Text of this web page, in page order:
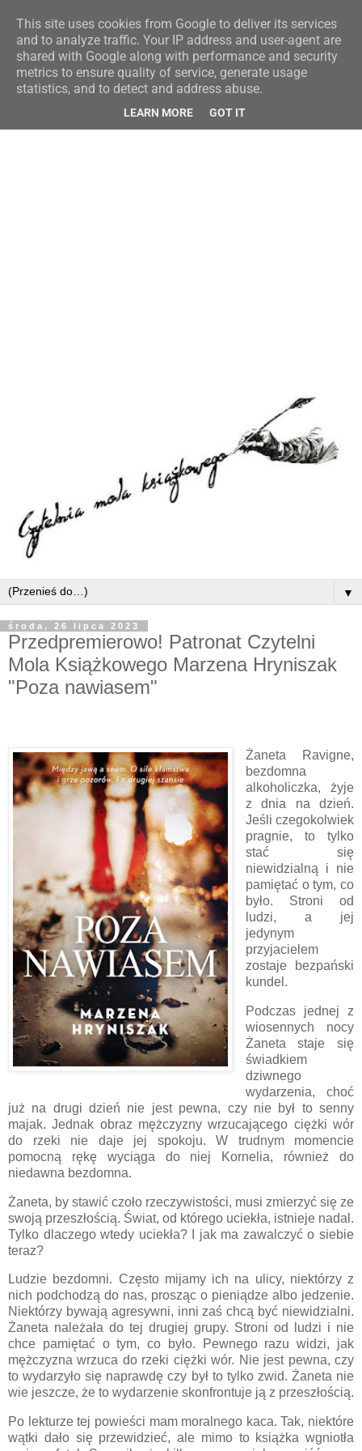
▼
środa, 26 lipca 2023
Przedpremierowo! Patronat Czytelni
Mola Książkowego Marzena Hryniszak
"Poza nawiasem"
Żaneta Ravigne,
bezdomna
alkoholiczka, żyje
z dnia na dzień.
Jeśli czegokolwiek
pragnie, to tylko
stać się
niewidzialną i nie
pamiętać o tym, co
było. Stroni od
ludzi, a jej
jedynym
przyjacielem
zostaje bezpański
kundel.
Podczas jednej z
wiosennych nocy
Żaneta staje się
świadkiem
dziwnego
wydarzenia, choć
już na drugi dzień nie jest pewna, czy nie był to senny
majak. Jednak obraz mężczyzny wrzucającego ciężki wór
do rzeki nie daje jej spokoju. W trudnym momencie
pomocną rękę wyciąga do niej Kornelia, również do
niedawna bezdomna.
Żaneta, by stawić czoło rzeczywistości, musi zmierzyć się ze
swoją przeszłością. Świat, od którego uciekła, istnieje nadal.
Tylko dlaczego wtedy uciekła? I jak ma zawalczyć o siebie
teraz?
Ludzie bezdomni. Często mijamy ich na ulicy, niektórzy z
nich podchodzą do nas, prosząc o pieniądze albo jedzenie.
Niektórzy bywają agresywni, inni zaś chcą być niewidzialni.
Żaneta należała do tej drugiej grupy. Stroni od ludzi i nie
chce pamiętać o tym, co było. Pewnego razu widzi, jak
mężczyzna wrzuca do rzeki ciężki wór. Nie jest pewna, czy
to wydarzyło się naprawdę czy był to tylko zwid. Żaneta nie
wie jeszcze, że to wydarzenie skonfrontuje ją z przeszłością.
Po lekturze tej powieści mam moralnego kaca. Tak, niektóre
wątki dało się przewidzieć, ale mimo to książka wgniotła
This site uses cookies from Google to deliver its services
and to analyze traffic. Your IP address and user-agent are
shared with Google along with performance and security
metrics to ensure quality of service, generate usage
statistics, and to detect and address abuse.
LEARN MORE GOT IT